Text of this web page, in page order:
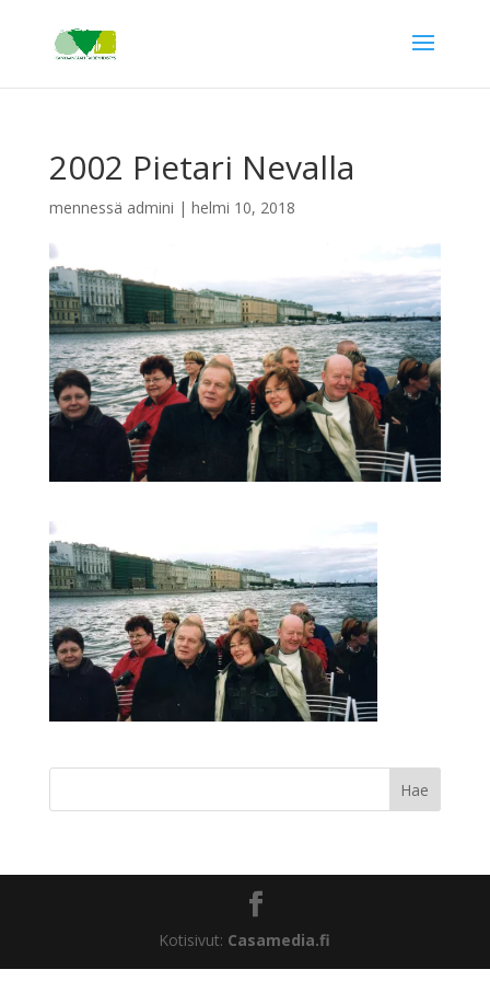
2002 Pietari Nevalla
mennessä admini | helmi 10, 2018
Kotisivut: Casamedia.fi